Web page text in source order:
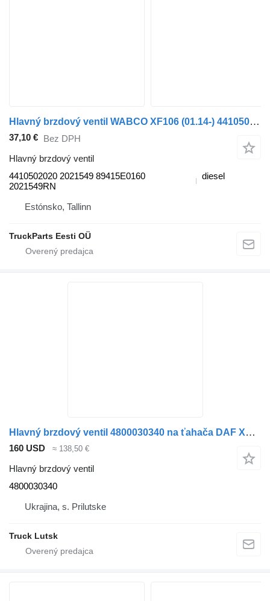
Hlavný brzdový ventil WABCO XF106 (01.14-) 4410502020 na ťahača DAF XF106 (2014-)
37,10 € Bez DPH
Hlavný brzdový ventil
4410502020 2021549 89415E0160
2021549RN
diesel
Estónsko, Tallinn
TruckParts Eesti OÜ
Hlavný brzdový ventil 4800030340 na ťahača DAF XF 106
160 USD ≈ 138,50 €
Hlavný brzdový ventil
4800030340
Ukrajina, s. Prilutske
Truck Lutsk